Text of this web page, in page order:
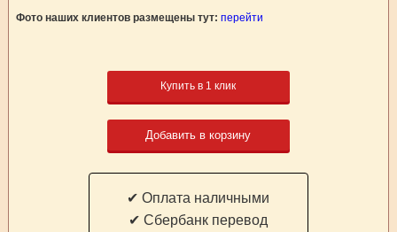
Фото наших клиентов размещены тут: перейти
Купить в 1 клик
Добавить в корзину
✔ Оплата наличными
✔ Cбербанк перевод